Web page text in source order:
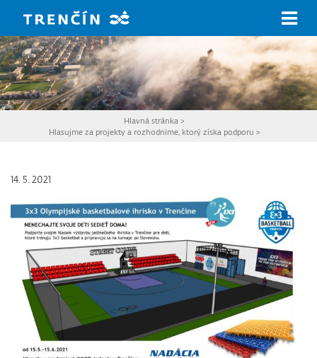
Hlavná stránka >
Hlasujme za projekty a rozhodnime, ktorý získa podporu >
14. 5. 2021